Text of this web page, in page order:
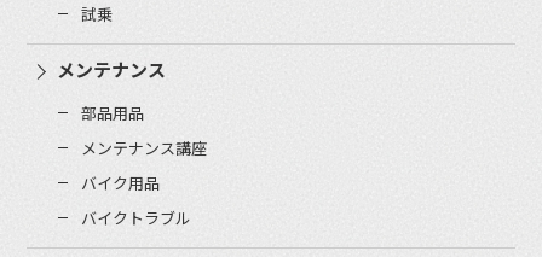
試乗
メンテナンス
部品用品
メンテナンス講座
バイク用品
バイクトラブル